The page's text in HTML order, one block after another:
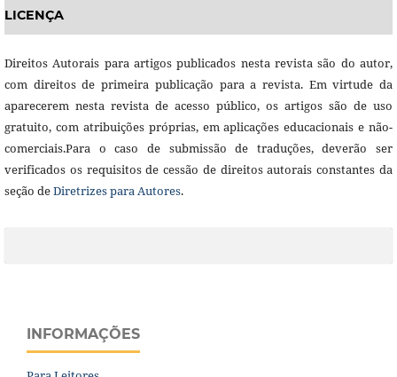
LICENÇA
Direitos Autorais para artigos publicados nesta revista são do autor,
com direitos de primeira publicação para a revista. Em virtude da
aparecerem nesta revista de acesso público, os artigos são de uso
gratuito, com atribuições próprias, em aplicações educacionais e não-
comerciais.Para o caso de submissão de traduções, deverão ser
verificados os requisitos de cessão de direitos autorais constantes da
seção deDiretrizes para Autores.
INFORMAÇÕES